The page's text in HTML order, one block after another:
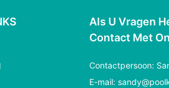
Als U Vragen
Contact Met
Contactpersoon:
E-mail: